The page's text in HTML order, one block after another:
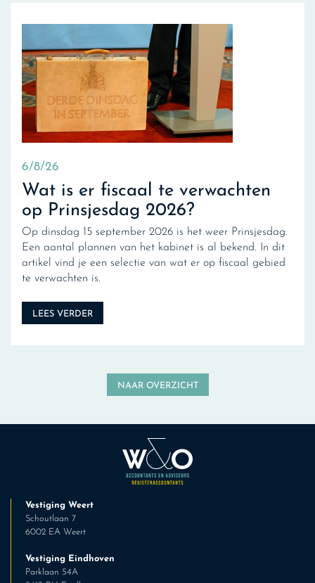
6/8/26
Wat is er fiscaal te verwachten
op Prinsjesdag 2026?
Op dinsdag 15 september 2026 is het weer Prinsjesdag.
Een aantal plannen van het kabinet is al bekend. In dit
artikel vind je een selectie van wat er op fiscaal gebied
te verwachten is.
LEES VERDER
NAAR OVERZICHT
Vestiging Weert
Schoutlaan 7
6002 EA Weert
Vestiging Eindhoven
Parklaan 54A